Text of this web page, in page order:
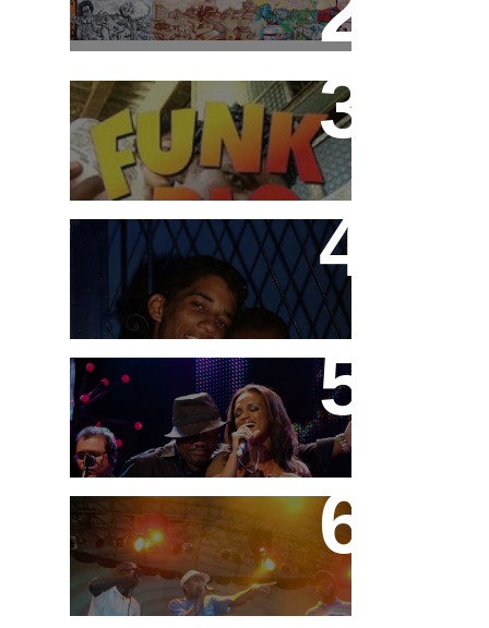
Cidade Tiradentes abre
inscrição para o 3°
Festival de Funk
Funk Rio Documentário
Teco e Buzunga
DVD "Tudo é Festa" MC
Marcinho
Festa do MC Galo -
11/09/08